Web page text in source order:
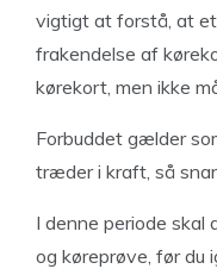
vigtigt at forstå, at
frakendelse af
kørekort, men ikke
Forbuddet gælder
træder i kraft, så
I denne periode skal
og køreprøve, før du